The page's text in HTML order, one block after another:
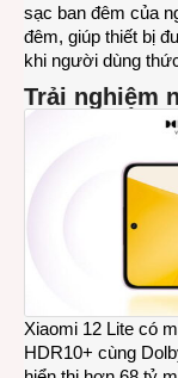
sạc ban đêm của
đêm, giúp thiết bị
khi người dùng
Trải nghiệm
Xiaomi 12 Lite có
HDR10+ cùng